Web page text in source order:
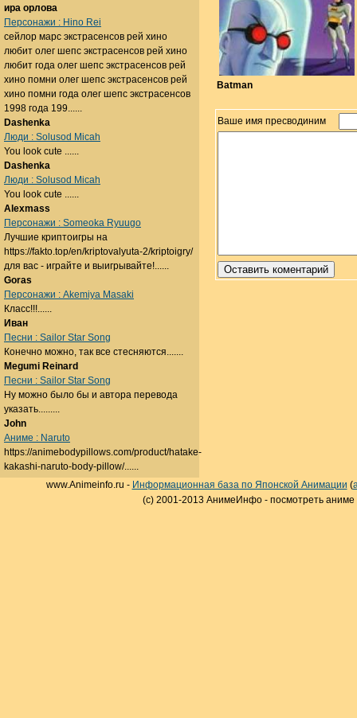
Batman
Ваше имя пресводиним
ира орлова
Персонажи : Hino Rei
сейлор марс экстрасенсов рей хино
любит олег шепс экстрасенсов рей хино
любит года олег шепс экстрасенсов рей
хино помни олег шепс экстрасенсов рей
хино помни года олег шепс экстрасенсов
1998 года 199......
Dashenka
Люди : Solusod Micah
You look cute ......
Dashenka
Люди : Solusod Micah
You look cute ......
Alexmass
Персонажи : Someoka Ryuugo
Лучшие криптоигры на
https://fakto.top/en/kriptovalyuta-2/kriptoigry/
для вас - играйте и выигрывайте!......
Goras
Персонажи : Akemiya Masaki
Класс!!!......
Иван
Песни : Sailor Star Song
Конечно можно, так все стесняются.......
Megumi Reinard
Песни : Sailor Star Song
Ну можно было бы и автора перевода
указать.........
John
Аниме : Naruto
https://animebodypillows.com/product/hatake-
kakashi-naruto-body-pillow/......
www.Animeinfo.ru - Информационная база по Японской Анимации (
(c) 2001-2013 АнимеИнфо - посмотреть аниме